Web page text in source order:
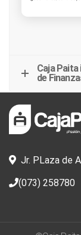
Caja Paita
de
Jr. PLaza de
(073) 258780